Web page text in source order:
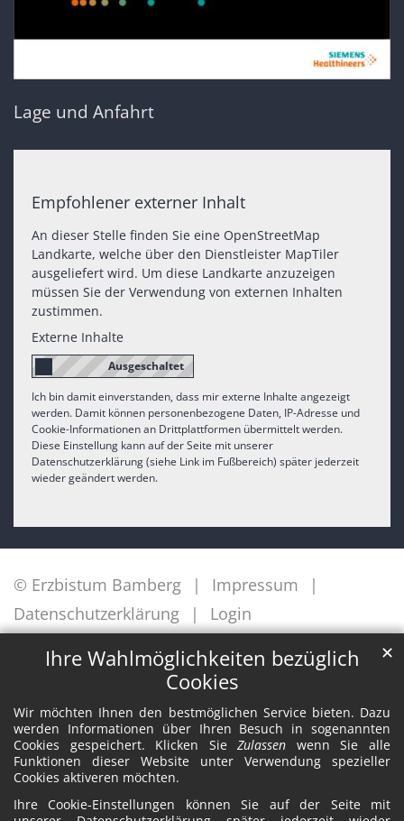
Ihre Wahlmöglichkeiten bezüglich
Cookies
Wir möchten Ihnen den bestmöglichen Service bieten. Dazu
werden Informationen über Ihren Besuch in sogenannten
Cookies gespeichert. Klicken SieZulassen wenn Sie alle
Funktionen dieser Website unter Verwendung spezieller
Cookies aktiveren möchten.
Ihre Cookie-Einstellungen können Sie auf der Seite mit
✕
Lage und Anfahrt
Empfohlener externer Inhalt
An dieser Stelle finden Sie eine OpenStreetMap
Landkarte, welche über den Dienstleister MapTiler
ausgeliefert wird. Um diese Landkarte anzuzeigen
müssen Sie der Verwendung von externen Inhalten
zustimmen.
Externe Inhalte
Ich bin damit einverstanden, dass mir externe Inhalte angezeigt
werden. Damit können personenbezogene Daten, IP-Adresse und
Cookie-Informationen an Drittplattformen übermittelt werden.
Diese Einstellung kann auf der Seite mit unserer
Datenschutzerklärung (siehe Link im Fußbereich) später jederzeit
wieder geändert werden.
© Erzbistum Bamberg
Impressum
Datenschutzerklärung
Login